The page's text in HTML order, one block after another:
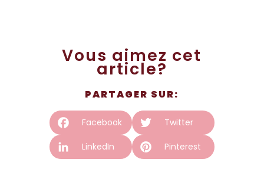
Vous aimez cet
article?
PARTAGER SUR:
Facebook Twitter
LinkedIn Pinterest